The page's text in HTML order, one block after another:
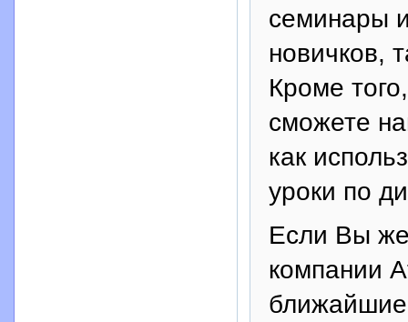
семинары
новичков,
Кроме
сможете
как
уроки по
Если Вы
компании
ближайшие